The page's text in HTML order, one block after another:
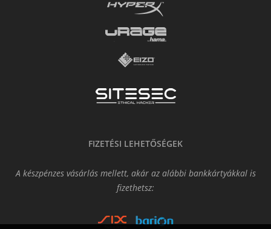
FIZETÉSI LEHETŐSÉGEK
A készpénzes vásárlás mellett, akár az alábbi bankkártyákkal is
fizethetsz: